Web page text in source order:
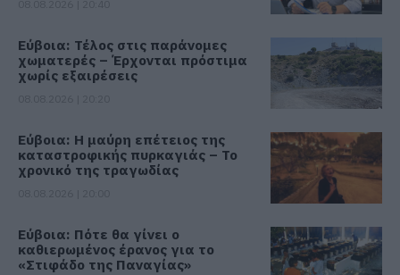
Εύβοια: Τέλος στις παράνομες
χωματερές – Έρχονται πρόστιμα
χωρίς εξαιρέσεις
Εύβοια: Η μαύρη επέτειος της
καταστροφικής πυρκαγιάς – Το
χρονικό της τραγωδίας
Εύβοια: Πότε θα γίνει ο
καθιερωμένος έρανος για το
«Στιφάδο της Παναγίας»